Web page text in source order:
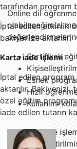
tarafından program
İptal edilen etkinlik
bakiyenize aktarılır.
Karta iade işlemi
İptal edilen
aktarılır.
özel eğitim
iade edilen tutarın
Karta iade
Online dil
olabileceğimizi
Sertifikalı
Esnek
Hızlı
Kullanımı